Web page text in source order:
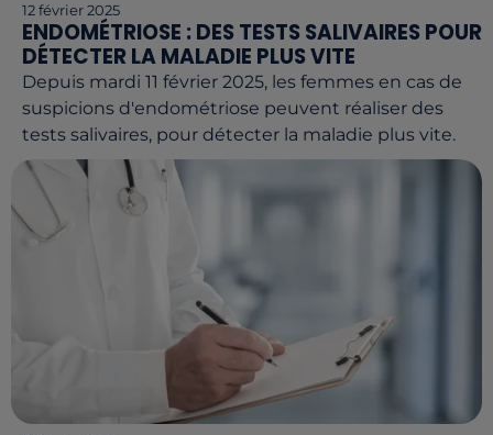
12 février 2025
ENDOMÉTRIOSE : DES TESTS SALIVAIRES POUR
DÉTECTER LA MALADIE PLUS VITE
Depuis mardi 11 février 2025, les femmes en cas de
suspicions d'endométriose peuvent réaliser des
tests salivaires, pour détecter la maladie plus vite.